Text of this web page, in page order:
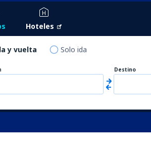
Hoteles
y vuelta Solo ida
Destino